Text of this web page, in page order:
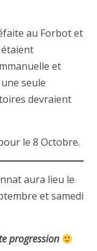
au Forbot et
et
seule
devraient
le 8 Octobre.
aura lieu le
et samedi
progression